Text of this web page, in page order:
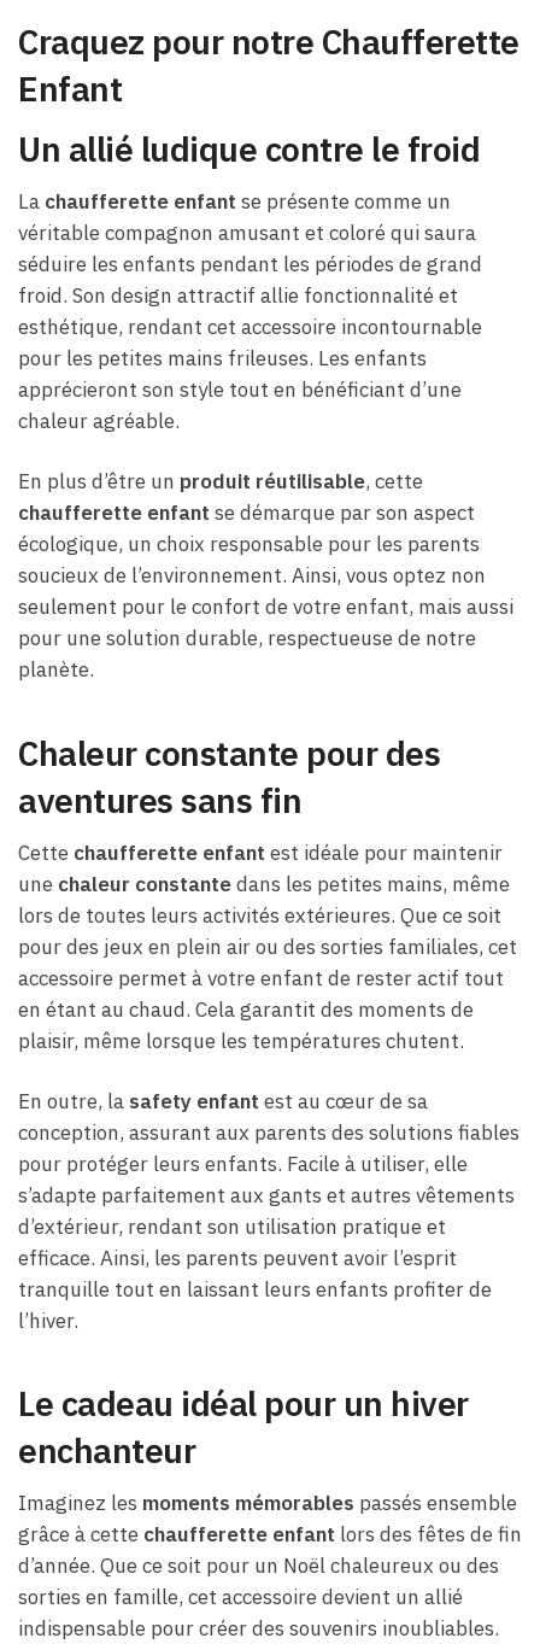
Craquez pour notre Chaufferette
Enfant
Un allié ludique contre le froid
La chaufferette enfant se présente comme un
véritable compagnon amusant et coloré qui saura
séduire les enfants pendant les périodes de grand
froid. Son design attractif allie fonctionnalité et
esthétique, rendant cet accessoire incontournable
pour les petites mains frileuses. Les enfants
apprécieront son style tout en bénéficiant d’une
chaleur agréable.
En plus d’être un produit réutilisable, cette
chaufferette enfant se démarque par son aspect
écologique, un choix responsable pour les parents
soucieux de l’environnement. Ainsi, vous optez non
seulement pour le confort de votre enfant, mais aussi
pour une solution durable, respectueuse de notre
planète.
Chaleur constante pour des
aventures sans fin
Cette chaufferette enfant est idéale pour maintenir
une chaleur constantedans les petites mains, même
lors de toutes leurs activités extérieures. Que ce soit
pour des jeux en plein air ou des sorties familiales, cet
accessoire permet à votre enfant de rester actif tout
en étant au chaud. Cela garantit des moments de
plaisir, même lorsque les températures chutent.
En outre, la safety enfant est au cœur de sa
conception, assurant aux parents des solutions fiables
pour protéger leurs enfants. Facile à utiliser, elle
s’adapte parfaitement aux gants et autres vêtements
d’extérieur, rendant son utilisation pratique et
efficace. Ainsi, les parents peuvent avoir l’esprit
tranquille tout en laissant leurs enfants profiter de
l’hiver.
Le cadeau idéal pour un hiver
enchanteur
Imaginez les moments mémorables passés ensemble
grâce à cette chaufferette enfant lors des fêtes de fin
d’année. Que ce soit pour un Noël chaleureux ou des
sorties en famille, cet accessoire devient un allié
indispensable pour créer des souvenirs inoubliables.